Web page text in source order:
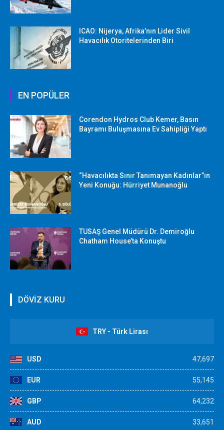
ICAO: Nijerya, Afrika’nın Lider Sivil
Havacılık Otoritelerinden Biri
EN POPÜLER
Corendon Hydros Club Kemer, Basın
Bayramı Buluşmasına Ev Sahipliği Yaptı
“Havacılıkta Sınır Tanımayan Kadınlar”ın
Yeni Konuğu: Hürriyet Munanoğlu
TUSAŞ Genel Müdürü Dr. Demiroğlu
Chatham House’ta Konuştu
DÖVİZ KURU
TRY - Türk Lirası
USD 47,697
EUR 55,145
GBP 64,232
AUD 33,651